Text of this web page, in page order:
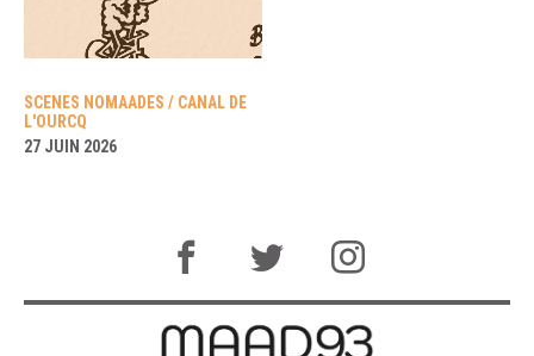
SCENES NOMAADES / CANAL DE
L'OURCQ
27 JUIN 2026